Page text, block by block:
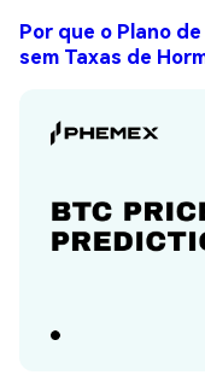
Por que o Plano
sem Taxas de